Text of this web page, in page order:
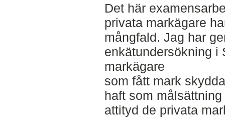
Det här
privata markägare
mångfald. Jag har
enkätundersökning i
markägare
som fått mark
haft som
attityd de privata